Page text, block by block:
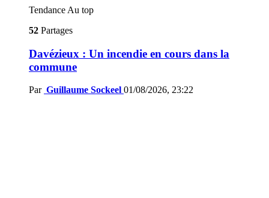
Tendance Au top
52 Partages
Davézieux : Un incendie en cours dans la
commune
Par Guillaume Sockeel 01/08/2026, 23:22